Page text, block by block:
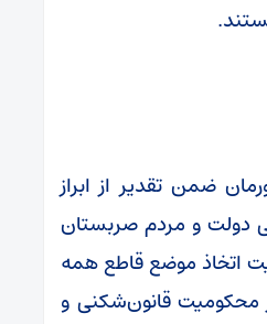
ضمن تقدیر از ابراز
و مردم صربستان
اتخاذ موضع قاطع همه
قانون‌شکنی و